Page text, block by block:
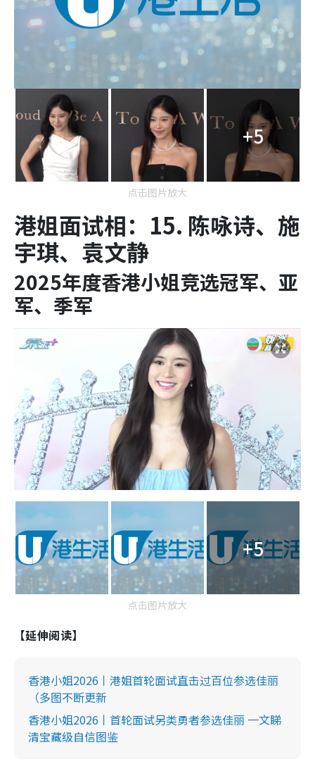
+5
点击图片放大
港姐面试相：15. 陈咏诗、施
宇琪、袁文静
2025年度香港小姐竞选冠军、亚
军、季军
+5
点击图片放大
【延伸阅读】
香港小姐2026丨港姐首轮面试直击过百位参选佳丽
（多图不断更新
香港小姐2026丨首轮面试另类勇者参选佳丽 一文睇
清宝藏级自信图鉴